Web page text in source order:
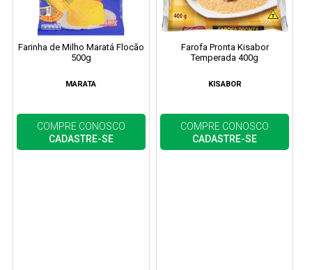
Farinha de Milho Maratá Flocão
500g
MARATA
COMPRE CONOSCO
CADASTRE-SE
Farofa Pronta Kisabor
Temperada 400g
KISABOR
COMPRE CONOSCO
CADASTRE-SE